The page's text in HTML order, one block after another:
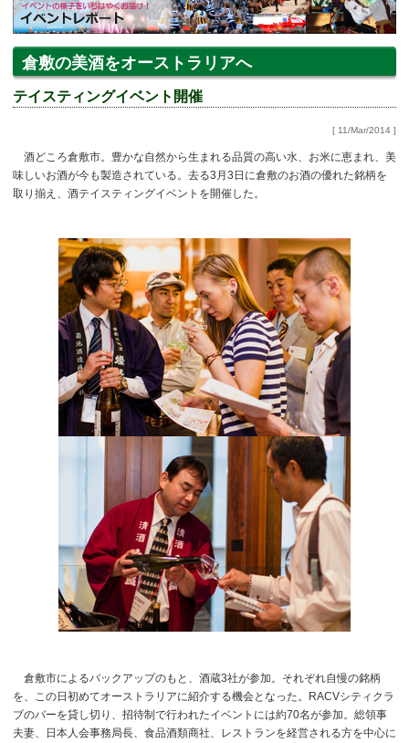
倉敷の美酒をオーストラリアへ
テイスティングイベント開催
[ 11/Mar/2014 ]
酒どころ倉敷市。豊かな自然から生まれる品質の高い水、お米に恵まれ、美
味しいお酒が今も製造されている。去る3月3日に倉敷のお酒の優れた銘柄を
取り揃え、酒テイスティングイベントを開催した。
倉敷市によるバックアップのもと、酒蔵3社が参加。それぞれ自慢の銘柄
を、この日初めてオーストラリアに紹介する機会となった。RACVシティクラ
ブのバーを貸し切り、招待制で行われたイベントには約70名が参加。総領事
夫妻、日本人会事務局長、食品酒類商社、レストランを経営される方を中心に